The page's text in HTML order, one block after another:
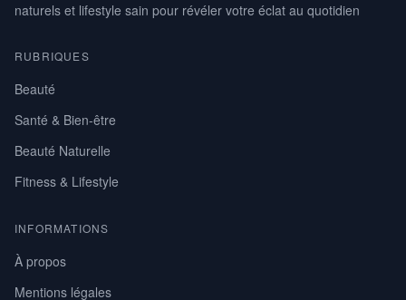
naturels et lifestyle sain pour révéler votre éclat au quotidien
RUBRIQUES
Beauté
Santé & Bien-être
Beauté Naturelle
Fitness & Lifestyle
INFORMATIONS
À propos
Mentions légales